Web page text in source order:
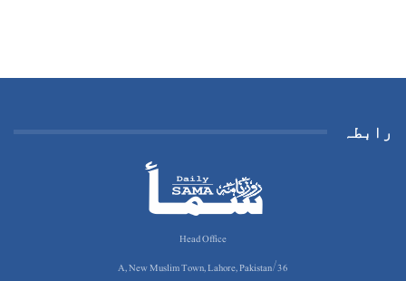
رابطہ
Head Office
36/A, New Muslim Town, Lahore, Pakistan